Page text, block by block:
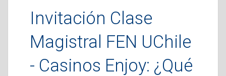
Invitación Clase
Magistral FEN UChile
- Casinos Enjoy: ¿Qué